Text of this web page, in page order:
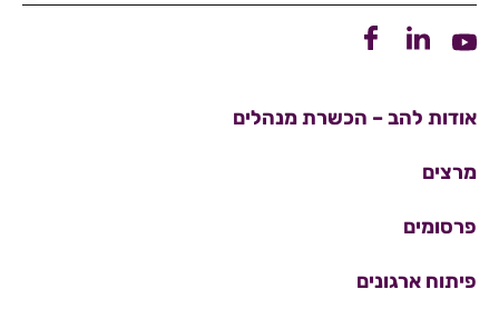
קישור ליוטיובקישור ללינקדיןקישור לפייסבוק
אודות להב – הכשרת מנהלים
מרצים
פרסומים
פיתוח ארגונים